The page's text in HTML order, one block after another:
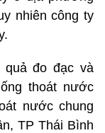
nhiên công ty
quả đo đạc và
thoát nước
nước chung
TP Thái Bình